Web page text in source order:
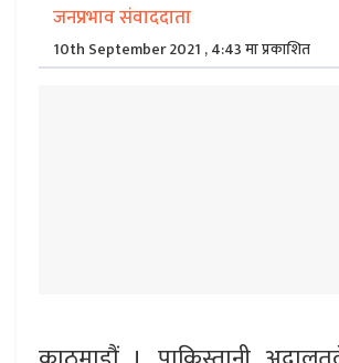
जनप्रभाव संवाददाता
10th September 2021 , 4:43 मा प्रकाशित